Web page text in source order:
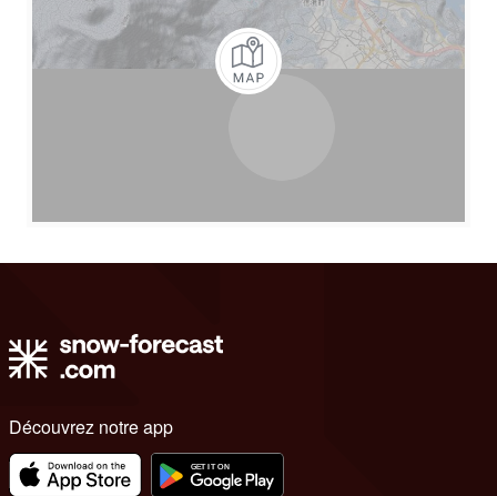
Découvrez notre app